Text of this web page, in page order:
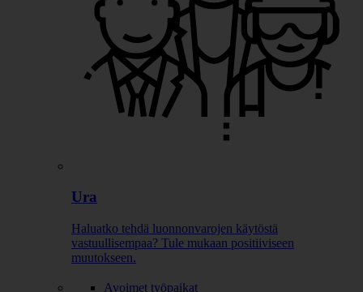
Ura
Haluatko tehdä luonnonvarojen käytöstä
vastuullisempaa? Tule mukaan positiiviseen
muutokseen.
Avoimet työpaikat